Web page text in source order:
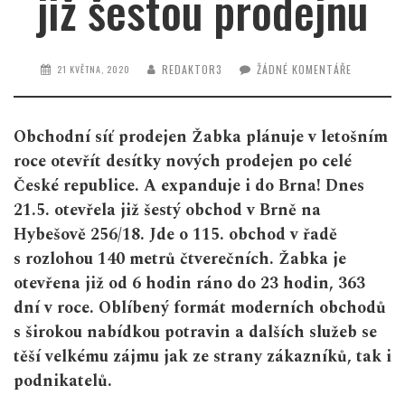
21 KVĚTNA, 2020 REDAKTOR3 ŽÁDNÉ KOMENTÁŘE
Obchodní síť prodejen Žabka plánuje v letošním
roce otevřít desítky nových prodejen po celé
České republice. A expanduje i do Brna! Dnes
21.5. otevřela již šestý obchod v Brně na
Hybešově 256/18. Jde o 115. obchod v řadě
s rozlohou 140 metrů čtverečních. Žabka je
otevřena již od 6 hodin ráno do 23 hodin, 363
dní v roce. Oblíbený formát moderních obchodů
s širokou nabídkou potravin a dalších služeb se
těší velkému zájmu jak ze strany zákazníků, tak i
podnikatelů.